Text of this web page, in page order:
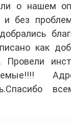
о нашем
и без
как
Провели